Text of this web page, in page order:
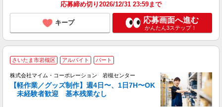
応募締め切り2026/12/31 23:59まで
キープ 応募画面へ進む
かんたん3ステップ！
さいたま市岩槻区 アルバイト パート
株式会社マイム・コーポレーション 岩槻センター
【軽作業／グッズ制作】週4日〜、1日7H〜OK
未経験者歓迎 基本残業なし